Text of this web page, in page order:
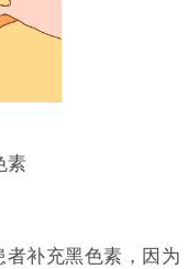
素
补充黑色素，因为